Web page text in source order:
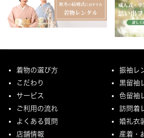
着物の選び方
こだわり
サービス
ご利用の流れ
よくある質問
店舗情報
振袖レ
黒留袖
色留袖
訪問着
婚礼衣
産着・